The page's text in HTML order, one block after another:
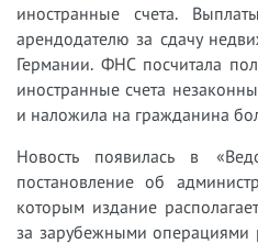
иностранные счета.
арендодателю за сдачу
Германии. ФНС посчитала
иностранные счета
и наложила на гражданина
Новость появилась в
постановление об
которым издание
за зарубежными операциями